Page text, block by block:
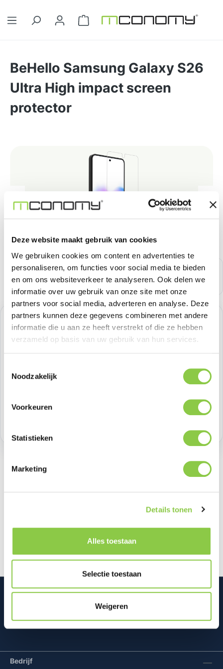
Deze website maakt gebruik van cookies
We gebruiken cookies om content en advertenties te
personaliseren, om functies voor social media te bieden
en om ons websiteverkeer te analyseren. Ook delen we
informatie over uw gebruik van onze site met onze
partners voor social media, adverteren en analyse. Deze
partners kunnen deze gegevens combineren met andere
informatie die u aan ze heeft verstrekt of die ze hebben
verzameld op basis van uw gebruik van hun services.
Noodzakelijk
Voorkeuren
Statistieken
Marketing
Details tonen
Alles toestaan
Selectie toestaan
Weigeren
Winkelwagentje bevat 0 artikelen.
BeHello Samsung Galaxy S26
Ultra High impact screen
protector
Verkoopprijs:
€ 20,65 %
Normale prijs:
€ 20,65 (0.01% bespaard)
Prijzen excl. BTW
Producthoeveelheid: Voer de
Productnummer:
Beschrijving
Het scherm is een van de meest kwetsbare
Mconomy BV
Bedrijf